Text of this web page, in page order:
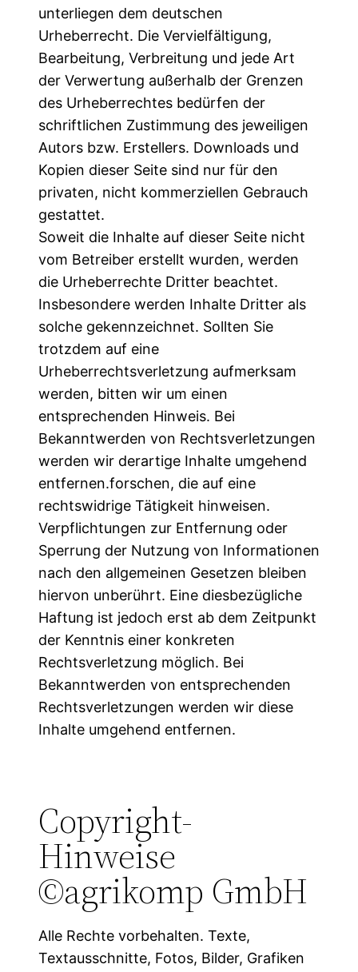
unterliegen dem deutschen
Urheberrecht. Die Vervielfältigung,
Bearbeitung, Verbreitung und jede Art
der Verwertung außerhalb der Grenzen
des Urheberrechtes bedürfen der
schriftlichen Zustimmung des jeweiligen
Autors bzw. Erstellers. Downloads und
Kopien dieser Seite sind nur für den
privaten, nicht kommerziellen Gebrauch
gestattet.
Soweit die Inhalte auf dieser Seite nicht
vom Betreiber erstellt wurden, werden
die Urheberrechte Dritter beachtet.
Insbesondere werden Inhalte Dritter als
solche gekennzeichnet. Sollten Sie
trotzdem auf eine
Urheberrechtsverletzung aufmerksam
werden, bitten wir um einen
entsprechenden Hinweis. Bei
Bekanntwerden von Rechtsverletzungen
werden wir derartige Inhalte umgehend
entfernen.forschen, die auf eine
rechtswidrige Tätigkeit hinweisen.
Verpflichtungen zur Entfernung oder
Sperrung der Nutzung von Informationen
nach den allgemeinen Gesetzen bleiben
hiervon unberührt. Eine diesbezügliche
Haftung ist jedoch erst ab dem Zeitpunkt
der Kenntnis einer konkreten
Rechtsverletzung möglich. Bei
Bekanntwerden von entsprechenden
Rechtsverletzungen werden wir diese
Inhalte umgehend entfernen.
Copyright-
Hinweise
©agrikomp GmbH
Alle Rechte vorbehalten. Texte,
Textausschnitte, Fotos, Bilder, Grafiken